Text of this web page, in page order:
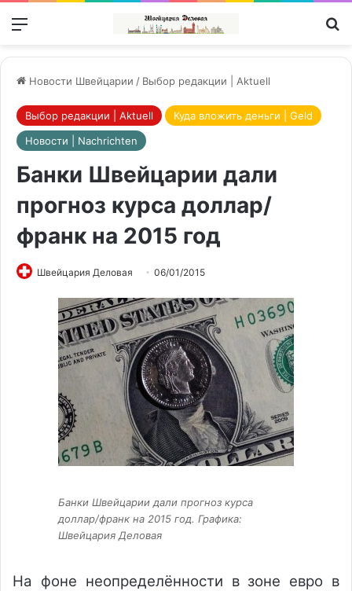
Меню
Новости Швейцарии / Выбор редакции | Aktuell
Выбор редакции | Aktuell
Куда вложить деньги | Geld
Новости | Nachrichten
Банки Швейцарии дали
прогноз курса доллар/
франк на 2015 год
Швейцария Деловая 06/01/2015
Банки Швейцарии дали прогноз курса
доллар/франк на 2015 год. Графика:
Швейцария Деловая
На фоне неопределённости в зоне евро в